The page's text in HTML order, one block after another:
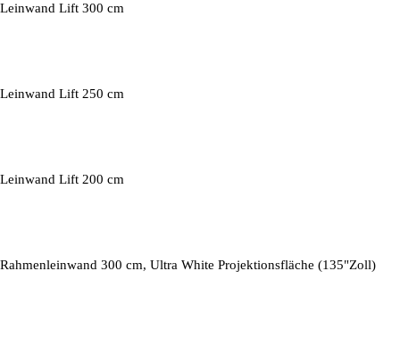
Leinwand Lift 300 cm
Leinwand Lift 250 cm
Leinwand Lift 200 cm
Rahmenleinwand 300 cm, Ultra White Projektionsfläche (135"Zoll)